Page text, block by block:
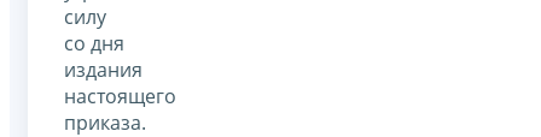
силу
со дня
издания
настоящего
приказа.